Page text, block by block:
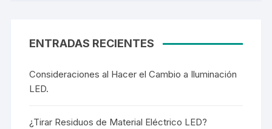
ENTRADAS RECIENTES
Consideraciones al Hacer el Cambio a Iluminación
LED.
¿Tirar Residuos de Material Eléctrico LED?